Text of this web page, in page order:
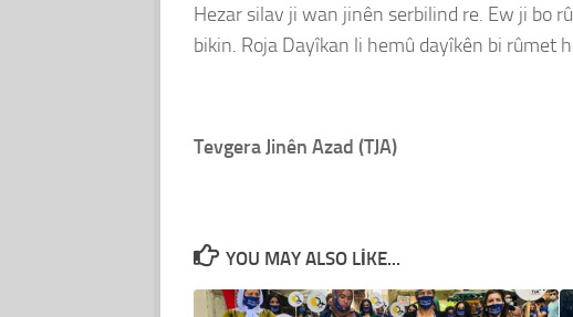
Hezar silav ji wan jinên serbilind re. Ew ji bo
bikin. Roja Dayîkan li hemû dayîkên bi rûmet
Tevgera Jinên Azad (TJA)
YOU MAY ALSO LIKE...